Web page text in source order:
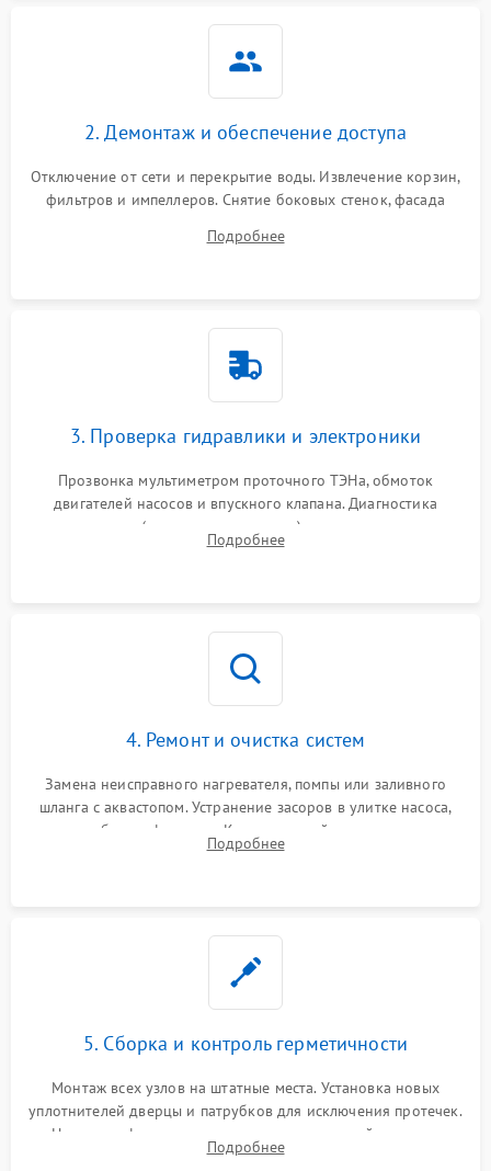
2. Демонтаж и обеспечение доступа
Отключение от сети и перекрытие воды. Извлечение корзин,
фильтров и импеллеров. Снятие боковых стенок, фасада
циркуляционному насосу, ТЭНу и сливной помпе.
Подробнее
3. Проверка гидравлики и электроники
Прозвонка мультиметром проточного ТЭНа, обмоток
двигателей насосов и впускного клапана. Диагностика
прессостата (датчика уровня воды), датчика мутности,
концевика дверцы и электронного модуля управления.
Подробнее
4. Ремонт и очистка систем
Замена неисправного нагревателя, помпы или заливного
шланга с аквастопом. Устранение засоров в улитке насоса,
патрубках и фильтрах. Компонентный ремонт платы
управления, восстановление поврежденной проводки.
Подробнее
5. Сборка и контроль герметичности
Монтаж всех узлов на штатные места. Установка новых
уплотнителей дверцы и патрубков для исключения протечек.
Надежная фиксация хомутов гидравлической системы,
сборка корпуса и установка датчика поплавка.
Подробнее